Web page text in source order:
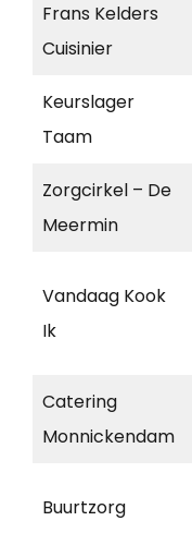
Frans Kelders
Cuisinier
Keurslager
Taam
Zorgcirkel – De
Meermin
Vandaag Kook
Ik
Catering
Monnickendam
Buurtzorg